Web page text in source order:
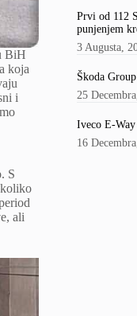
BiH
koja
i
S
ali
Prvi od 112
punjenjem
3 Augusta,
Škoda
25
Iveco E-
16